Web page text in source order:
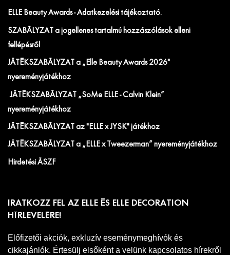
ELLE Beauty Awards - Adatkezelési tájékoztató.
SZABÁLYZAT a jogellenes tartalmú hozzászólások elleni
fellépésről
JÁTÉKSZABÁLYZAT a „Elle Beauty Awards 2026"
nyereményjátékhoz
JÁTÉKSZABÁLYZAT „SoMe ELLE - Calvin Klein”
nyereményjátékhoz
JÁTÉKSZABÁLYZAT az "ELLE x JYSK" játékhoz
JÁTÉKSZABÁLYZAT a „ELLE x Tweezerman” nyereményjátékhoz
Hirdetési ÁSZF
IRATKOZZ FEL AZ ELLE ÉS ELLE DECORATION
HÍRLEVELÉRE!
Előfizetői akciók, exkluzív eseménymeghívók és
cikkajánlók. Értesülj elsőként a velünk kapcsolatos hírekről